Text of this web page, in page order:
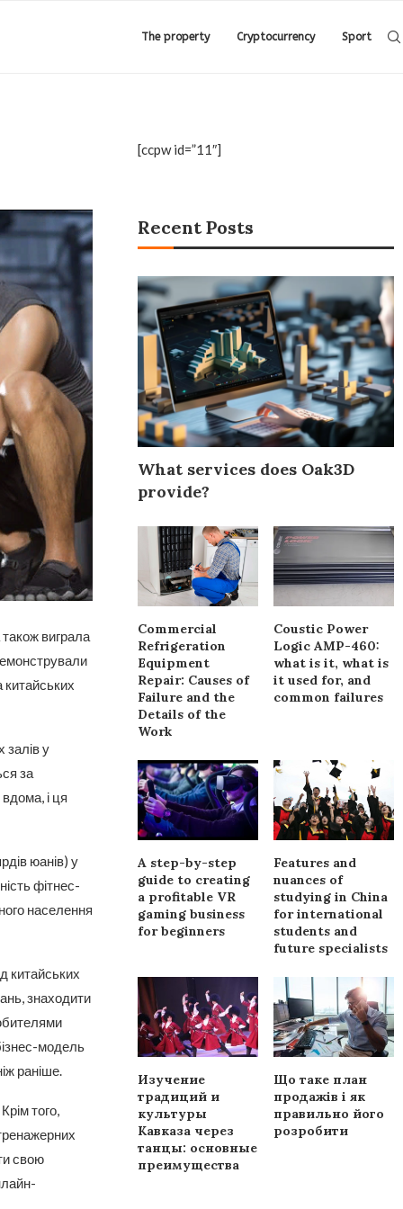
The property Cryptocurrency Sport
виграла
китайських
залів у
за
і ця
юанів) у
фітнес-
населення
китайських
знаходити
модель
раніше.
того,
свою
[ccpw id=”11″]
Recent Posts
What services does Oak3D
provide?
Commercial
Refrigeration
Equipment
Repair: Causes of
Failure and the
Details of the
Work
Coustic Power
Logic AMP-460:
what is it, what is
it used for, and
common failures
A step-by-step
guide to creating
a profitable VR
gaming business
for beginners
Features and
nuances of
studying in China
for international
students and
future specialists
Изучение
традиций и
культуры
Кавказа через
танцы: основные
преимущества
Що таке план
продажів і як
правильно його
розробити